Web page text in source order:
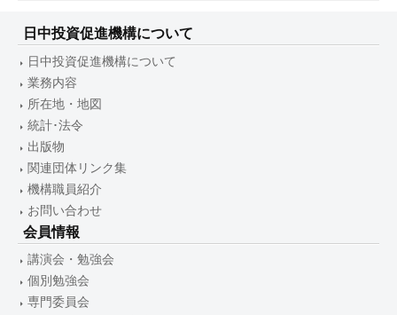
日中投資促進機構について
日中投資促進機構について
業務内容
所在地・地図
統計･法令
出版物
関連団体リンク集
機構職員紹介
お問い合わせ
会員情報
講演会・勉強会
個別勉強会
専門委員会